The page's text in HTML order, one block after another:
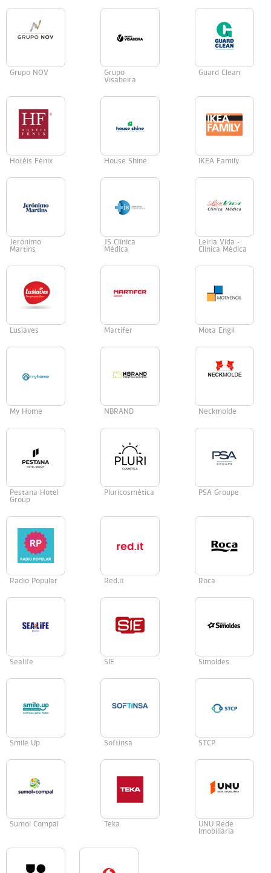
Grupo NOV
Grupo
Visabeira
Guard Clean
Hotéis Fénix House Shine IKEA Family
Jerónimo
Martins
JS Clínica
Médica
Leiria Vida -
Clínica Médica
Lusiaves Martifer Mota Engil
My Home NBRAND Neckmolde
Pestana Hotel
Group
Pluricosmética PSA Groupe
Radio Popular Red.it Roca
Sealife SIE Simoldes
Smile Up Softinsa STCP
Sumol Compal Teka
UNU Rede
Imobiliária